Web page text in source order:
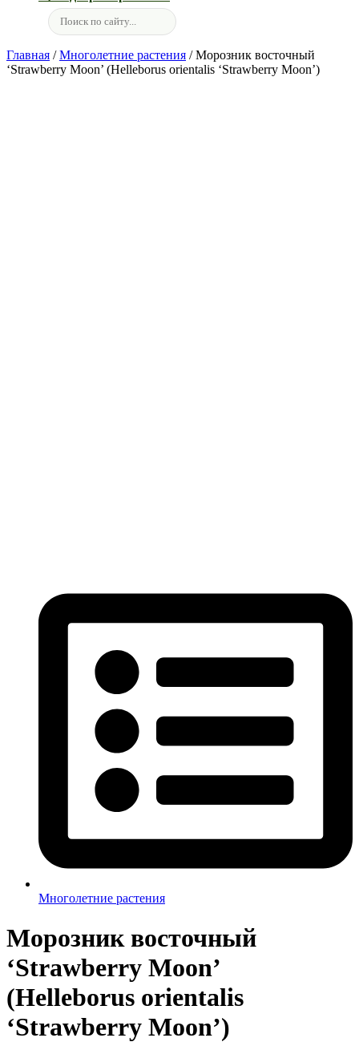
Главная /Многолетние растения / Морозник восточный
‘Strawberry Moon’ (Helleborus orientalis ‘Strawberry Moon’)
Многолетние растения
Морозник восточный
‘Strawberry Moon’
(Helleborus orientalis
‘Strawberry Moon’)